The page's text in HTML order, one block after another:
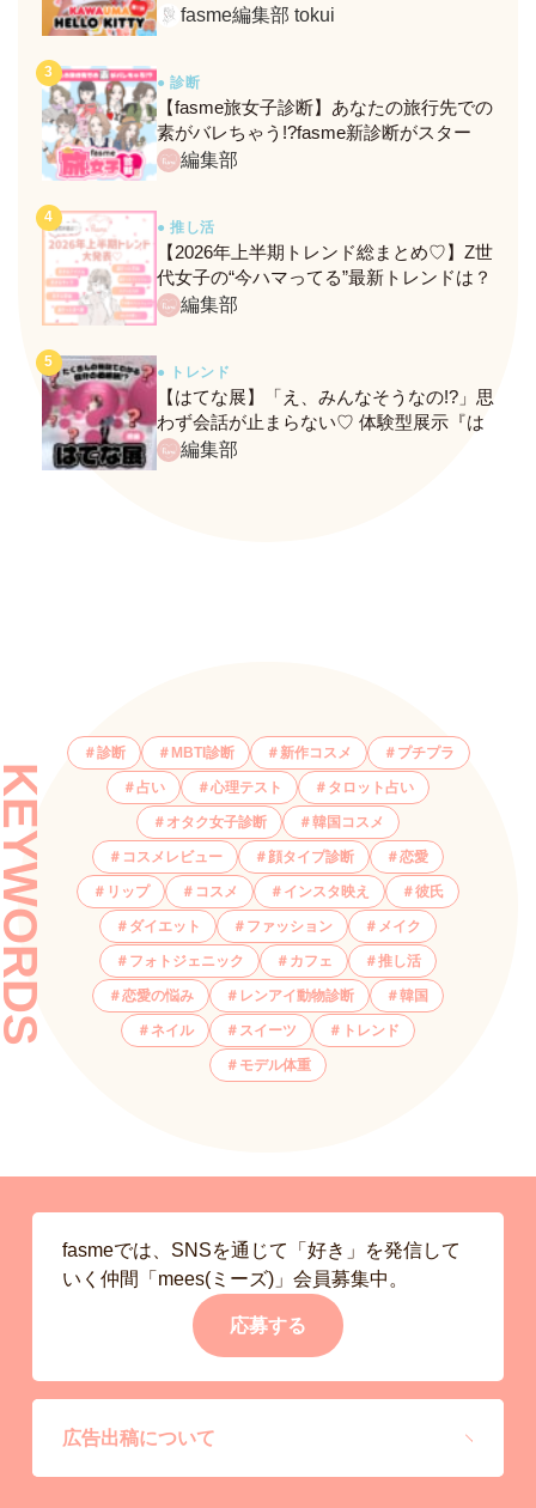
定メニュー＆グッズをレポ！
fasme編集部 tokui
● 診断
【fasme旅女子診断】あなたの旅行先での
素がバレちゃう!?fasme新診断がスター
ト！編集部
● 推し活
【2026年上半期トレンド総まとめ♡】Z世
代女子の“今ハマってる”最新トレンドは？
ネクストバズ予報もチェック♪
編集部
● トレンド
【はてな展】「え、みんなそうなの!?」思
わず会話が止まらない♡ 体験型展示『は
てな展』に行ってきたレポ
編集部
診断 MBTI診断 新作コスメ プチプラ
占い 心理テスト タロット占い
オタク女子診断 韓国コスメ
コスメレビュー 顔タイプ診断 恋愛
リップ コスメ インスタ映え 彼氏
ダイエット ファッション メイク
フォトジェニック カフェ 推し活
恋愛の悩み レンアイ動物診断 韓国
ネイル スイーツ トレンド
モデル体重
fasmeでは、SNSを通じて「好き」を発信して
いく仲間「mees(ミーズ)」会員募集中。
応募する
広告出稿について